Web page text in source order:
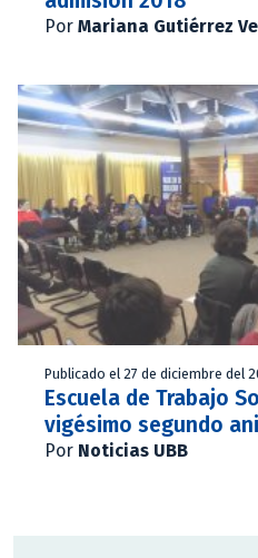
Por Mariana Gutiérrez
Publicado el 27 de diciembre del
Escuela de Trabajo
vigésimo segundo
Por Noticias UBB